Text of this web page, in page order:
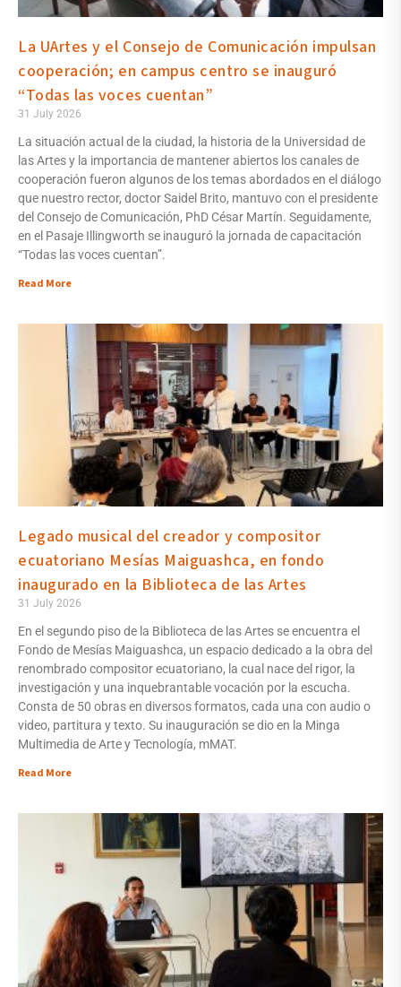
La UArtes y el Consejo de Comunicación impulsan
cooperación; en campus centro se inauguró
“Todas las voces cuentan”
31 July 2026
La situación actual de la ciudad, la historia de la Universidad de
las Artes y la importancia de mantener abiertos los canales de
cooperación fueron algunos de los temas abordados en el diálogo
que nuestro rector, doctor Saidel Brito, mantuvo con el presidente
del Consejo de Comunicación, PhD César Martín. Seguidamente,
en el Pasaje Illingworth se inauguró la jornada de capacitación
“Todas las voces cuentan”.
Read More
Legado musical del creador y compositor
ecuatoriano Mesías Maiguashca, en fondo
inaugurado en la Biblioteca de las Artes
31 July 2026
En el segundo piso de la Biblioteca de las Artes se encuentra el
Fondo de Mesías Maiguashca, un espacio dedicado a la obra del
renombrado compositor ecuatoriano, la cual nace del rigor, la
investigación y una inquebrantable vocación por la escucha.
Consta de 50 obras en diversos formatos, cada una con audio o
video, partitura y texto. Su inauguración se dio en la Minga
Multimedia de Arte y Tecnología, mMAT.
Read More